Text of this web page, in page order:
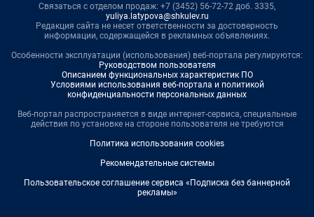
Связаться с отделом продаж: +7 (3452) 56-72-72 доб. 3335,
yuliya.latypova@shkulev.ru
Редакция сайта не несет ответственности за достоверность
информации, содержащейся в рекламных объявлениях.
Особенности эксплуатации (использования) веб-портала регулируются:
Руководством пользователя
Описанием функциональных характеристик ПО
Условиями использования веб-портала и политикой
конфиденциальности персональных данных
Веб-портал распространяется в виде интернет-сервиса, специальные
действия по установке на стороне пользователя не требуются
Политика использования cookies
Рекомендательные системы
Пользовательское соглашение сервиса «Подписка без баннерной
рекламы»